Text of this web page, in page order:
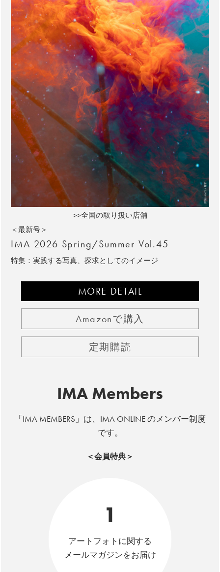
>>全国の取り扱い店舗
＜最新号＞
IMA 2026 Spring/Summer Vol.45
特集：実践する写真、探求としてのイメージ
MORE DETAIL
Amazonで購入
定期購読
IMA Members
「IMA MEMBERS」は、IMA ONLINE のメンバー制度
です。
＜会員特典＞
1
アートフォトに関する
メールマガジンをお届け